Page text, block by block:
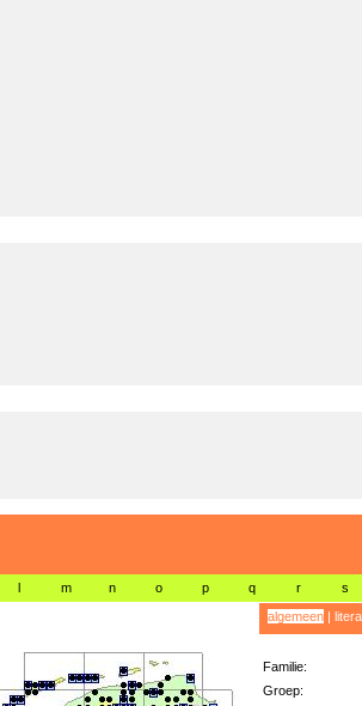
l m n o p q r s
algemeen|
Familie:
Groep: